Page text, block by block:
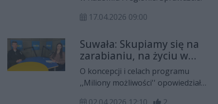
17.04.2026 09:00
Suwała: Skupiamy się na
zarabianiu, na życiu w
tempie i nie dostrzegamy
tego co wartościowe i
cenne.
O koncepcji i celach programu
,,Miliony możliwości'' opowiedział